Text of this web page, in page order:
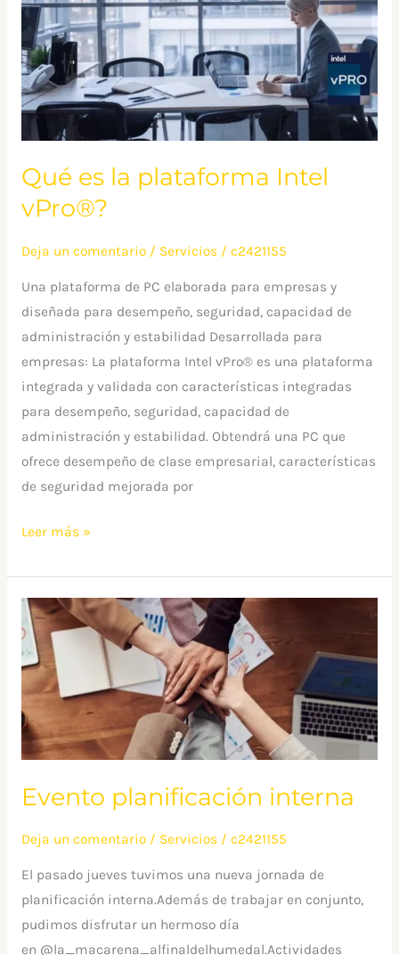
Qué es la plataforma Intel
vPro®?
Deja un comentario / Servicios/ c2421155
Una plataforma de PC elaborada para empresas y
diseñada para desempeño, seguridad, capacidad de
administración y estabilidad Desarrollada para
empresas: La plataforma Intel vPro® es una plataforma
integrada y validada con características integradas
para desempeño, seguridad, capacidad de
administración y estabilidad. Obtendrá una PC que
ofrece desempeño de clase empresarial, características
de seguridad mejorada por
es
plataforma
Intel
vPro®?
Leer más »
Evento planificación interna
Deja un comentario / Servicios/ c2421155
El pasado jueves tuvimos una nueva jornada de
planificación interna.Además de trabajar en conjunto,
pudimos disfrutar un hermoso día
en @la_macarena_alfinaldelhumedal.Actividades
Evento
planificación
interna